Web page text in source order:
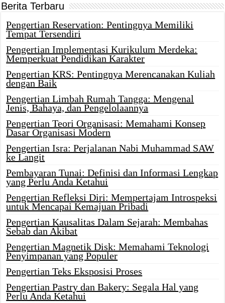
Berita Terbaru
Pengertian Reservation: Pentingnya Memiliki
Tempat Tersendiri
Pengertian Implementasi Kurikulum Merdeka:
Memperkuat Pendidikan Karakter
Pengertian KRS: Pentingnya Merencanakan Kuliah
dengan Baik
Pengertian Limbah Rumah Tangga: Mengenal
Jenis, Bahaya, dan Pengelolaannya
Pengertian Teori Organisasi: Memahami Konsep
Dasar Organisasi Modern
Pengertian Isra: Perjalanan Nabi Muhammad SAW
ke Langit
Pembayaran Tunai: Definisi dan Informasi Lengkap
yang Perlu Anda Ketahui
Pengertian Refleksi Diri: Mempertajam Introspeksi
untuk Mencapai Kemajuan Pribadi
Pengertian Kausalitas Dalam Sejarah: Membahas
Sebab dan Akibat
Pengertian Magnetik Disk: Memahami Teknologi
Penyimpanan yang Populer
Pengertian Teks Eksposisi Proses
Pengertian Pastry dan Bakery: Segala Hal yang
Perlu Anda Ketahui